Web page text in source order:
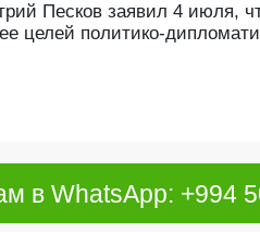
Песков заявил 4 июля,
целей политико-
в WhatsApp: +994